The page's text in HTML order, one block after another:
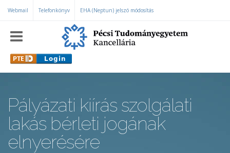
Ugrás a tartalomra
Webmail Telefonkönyv EHA (Neptun) jelszó módosítás
Pályázati kiírás szolgálati
lakás bérleti jogának
elnyerésére